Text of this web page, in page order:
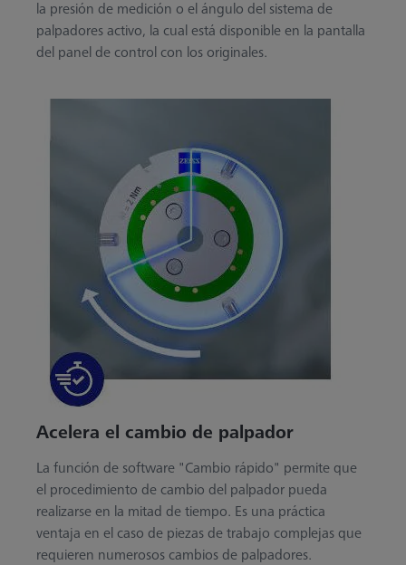
la presión de medición o el ángulo del sistema de
palpadores activo, la cual está disponible en la pantalla
del panel de control con los originales.
Acelera el cambio de palpador
La función de software "Cambio rápido" permite que
el procedimiento de cambio del palpador pueda
realizarse en la mitad de tiempo. Es una práctica
ventaja en el caso de piezas de trabajo complejas que
requieren numerosos cambios de palpadores.